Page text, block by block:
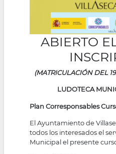
ABIERTO
(MATRICULACIÓN DEL
LUDOTECA
Plan Corresponsables
El Ayuntamiento de
todos los interesados el
Municipal el presente